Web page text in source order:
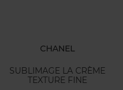
CHANEL
SUBLIMAGE LA CRÈME
TEXTURE FINE